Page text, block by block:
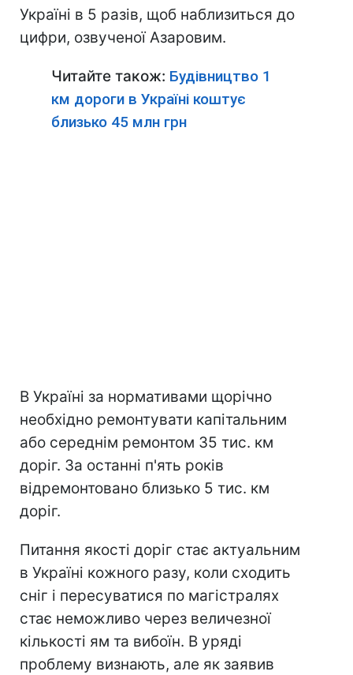
Україні в 5 разів, щоб наблизиться до
цифри, озвученої Азаровим.
Читайте також: Будівництво 1
км дороги в Україні коштує
близько 45 млн грн
В Україні за нормативами щорічно
необхідно ремонтувати капітальним
або середнім ремонтом 35 тис. км
доріг. За останні п'ять років
відремонтовано близько 5 тис. км
доріг.
Питання якості доріг стає актуальним
в Україні кожного разу, коли сходить
сніг і пересуватися по магістралях
стає неможливо через величезної
кількості ям та вибоїн. В уряді
проблему визнають, але як заявив